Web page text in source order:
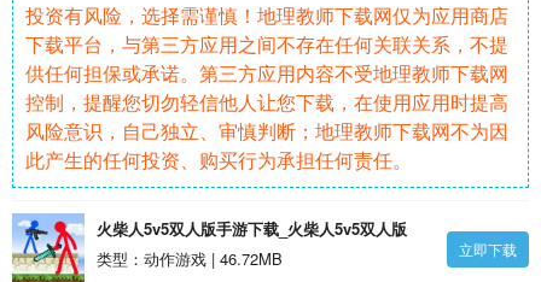
投资有风险，选择需谨慎！地理教师下载网仅为应用商店
下载平台，与第三方应用之间不存在任何关联关系，不提
供任何担保或承诺。第三方应用内容不受地理教师下载网
控制，提醒您切勿轻信他人让您下载，在使用应用时提高
风险意识，自己独立、审慎判断；地理教师下载网不为因
此产生的任何投资、购买行为承担任何责任。
火柴人5v5双人版手游下载_火柴人5v5双人版
v1.6.0.11安卓版
类型：动作游戏 | 46.72MB 立即下载